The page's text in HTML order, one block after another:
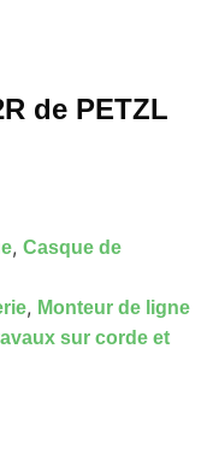
de PETZL
, Casque de
, Monteur de ligne
sur corde et